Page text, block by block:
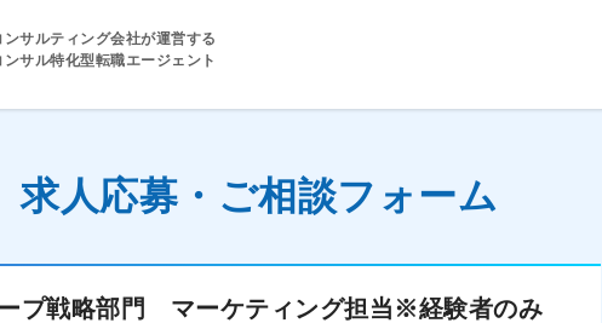
ンサルティング会社が運営する
ンサル特化型転職エージェント
求人応募・ご相談フォーム
プ戦略部門 マーケティング担当※経験者のみ